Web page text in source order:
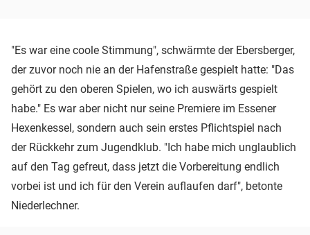
"Es war eine coole Stimmung", schwärmte der Ebersberger,
der zuvor noch nie an der Hafenstraße gespielt hatte: "Das
gehört zu den oberen Spielen, wo ich auswärts gespielt
habe." Es war aber nicht nur seine Premiere im Essener
Hexenkessel, sondern auch sein erstes Pflichtspiel nach
der Rückkehr zum Jugendklub. "Ich habe mich unglaublich
auf den Tag gefreut, dass jetzt die Vorbereitung endlich
vorbei ist und ich für den Verein auflaufen darf", betonte
Niederlechner.